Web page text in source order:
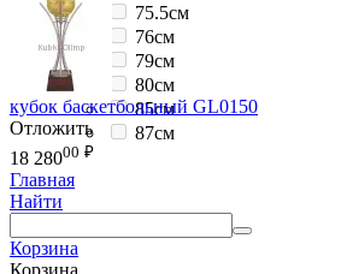
75.5см
76см
79см
80см
85см
87см
кубок баскетбольный GL0150
Отложить
18 28000 ₽
Главная
Найти
Корзина
Корзина